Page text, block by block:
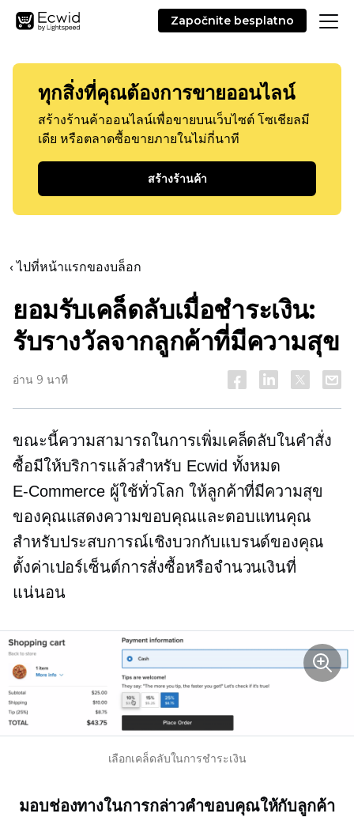
Započnite besplatno
ทุกสิ่งที่คุณต้องการขายออนไลน์
สร้างร้านค้าออนไลน์เพื่อขายบนเว็บไซต์ โซเชียลมี
เดีย หรือตลาดซื้อขายภายในไม่กี่นาที
สร้างร้านค้า
‹ ไปที่หน้าแรกของบล็อก
ยอมรับเคล็ดลับเมื่อชำระเงิน:
รับรางวัลจากลูกค้าที่มีความสุข
อ่าน 9 นาที
ขณะนี้ความสามารถในการเพิ่มเคล็ดลับในคำสั่ง
ซื้อมีให้บริการแล้วสำหรับ Ecwid ทั้งหมด
E-Commerce ผู้ใช้ทั่วโลก ให้ลูกค้าที่มีความสุข
ของคุณแสดงความขอบคุณและตอบแทนคุณ
สำหรับประสบการณ์เชิงบวกกับแบรนด์ของคุณ
ตั้งค่าเปอร์เซ็นต์การสั่งซื้อหรือจำนวนเงินที่
แน่นอน
เลือกเคล็ดลับในการชำระเงิน
มอบช่องทางในการกล่าวคำขอบคุณให้กับลูกค้า